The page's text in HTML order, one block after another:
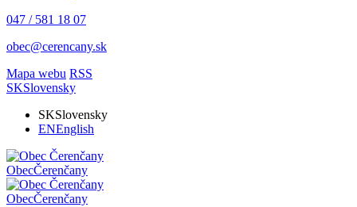
047 / 581 18 07
obec@cerencany.sk
Mapa webu RSS
SKSlovensky
SKSlovensky
ENEnglish
ObecČerenčany
ObecČerenčany